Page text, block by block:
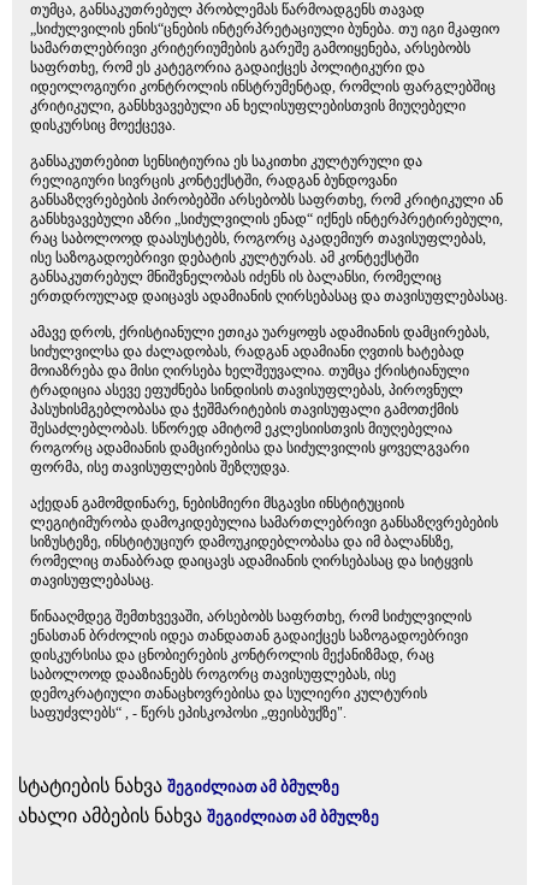
თუმცა, განსაკუთრებულ პრობლემას წარმოადგენს თავად
„სიძულვილის ენის“ცნების ინტერპრეტაციული ბუნება. თუ იგი მკაფიო
სამართლებრივი კრიტერიუმების გარეშე გამოიყენება, არსებობს
საფრთხე, რომ ეს კატეგორია გადაიქცეს პოლიტიკური და
იდეოლოგიური კონტროლის ინსტრუმენტად, რომლის ფარგლებშიც
კრიტიკული, განსხვავებული ან ხელისუფლებისთვის მიუღებელი
დისკურსიც მოექცევა.
განსაკუთრებით სენსიტიურია ეს საკითხი კულტურული და
რელიგიური სივრცის კონტექსტში, რადგან ბუნდოვანი
განსაზღვრებების პირობებში არსებობს საფრთხე, რომ კრიტიკული ან
განსხვავებული აზრი „სიძულვილის ენად“ იქნეს ინტერპრეტირებული,
რაც საბოლოოდ დაასუსტებს, როგორც აკადემიურ თავისუფლებას,
ისე საზოგადოებრივი დებატის კულტურას. ამ კონტექსტში
განსაკუთრებულ მნიშვნელობას იძენს ის ბალანსი, რომელიც
ერთდროულად დაიცავს ადამიანის ღირსებასაც და თავისუფლებასაც.
ამავე დროს, ქრისტიანული ეთიკა უარყოფს ადამიანის დამცირებას,
სიძულვილსა და ძალადობას, რადგან ადამიანი ღვთის ხატებად
მოიაზრება და მისი ღირსება ხელშეუვალია. თუმცა ქრისტიანული
ტრადიცია ასევე ეფუძნება სინდისის თავისუფლებას, პიროვნულ
პასუხისმგებლობასა და ჭეშმარიტების თავისუფალი გამოთქმის
შესაძლებლობას. სწორედ ამიტომ ეკლესიისთვის მიუღებელია
როგორც ადამიანის დამცირებისა და სიძულვილის ყოველგვარი
ფორმა, ისე თავისუფლების შეზღუდვა.
აქედან გამომდინარე, ნებისმიერი მსგავსი ინსტიტუციის
ლეგიტიმურობა დამოკიდებულია სამართლებრივი განსაზღვრებების
სიზუსტეზე, ინსტიტუციურ დამოუკიდებლობასა და იმ ბალანსზე,
რომელიც თანაბრად დაიცავს ადამიანის ღირსებასაც და სიტყვის
თავისუფლებასაც.
წინააღმდეგ შემთხვევაში, არსებობს საფრთხე, რომ სიძულვილის
ენასთან ბრძოლის იდეა თანდათან გადაიქცეს საზოგადოებრივი
დისკურსისა და ცნობიერების კონტროლის მექანიზმად, რაც
საბოლოოდ დააზიანებს როგორც თავისუფლებას, ისე
დემოკრატიული თანაცხოვრებისა და სულიერი კულტურის
საფუძვლებს“ , - წერს ეპისკოპოსი „ფეისბუქზე".
სტატიების ნახვა შეგიძლიათ ამ ბმულზე
ახალი ამბების ნახვა შეგიძლიათ ამ ბმულზე